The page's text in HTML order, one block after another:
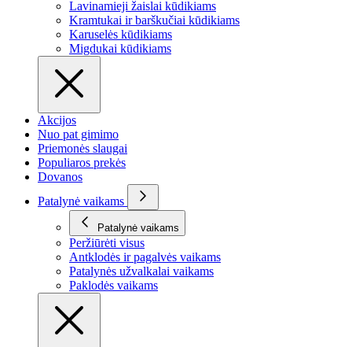
Lavinamieji žaislai kūdikiams
Kramtukai ir barškučiai kūdikiams
Karuselės kūdikiams
Migdukai kūdikiams
Akcijos
Nuo pat gimimo
Priemonės slaugai
Populiaros prekės
Dovanos
Patalynė vaikams
Patalynė vaikams
Peržiūrėti visus
Antklodės ir pagalvės vaikams
Patalynės užvalkalai vaikams
Paklodės vaikams